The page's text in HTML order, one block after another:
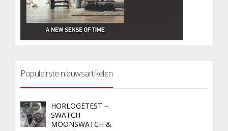
Populairste nieuwsartikelen
HORLOGETEST –
SWATCH
MOONSWATCH &